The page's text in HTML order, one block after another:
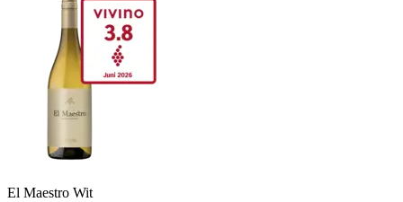
El Maestro Wit